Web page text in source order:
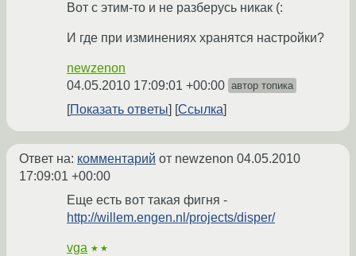
Вот с этим-то и не разберусь никак (:
И где при изминениях хранятся настройки?
newzenon
04.05.2010 17:09:01 +00:00 автор топика
Показать ответы Ссылка
Ответ на: комментарий от newzenon 04.05.2010
17:09:01 +00:00
Еще есть вот такая фигня -
http://willem.engen.nl/projects/disper/
vga ★★